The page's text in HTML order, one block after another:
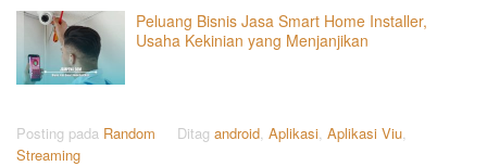
Peluang Bisnis Jasa Smart Home Installer,
Usaha Kekinian yang Menjanjikan
Posting pada Random Ditag android Aplikasi Aplikasi Viu
Streaming